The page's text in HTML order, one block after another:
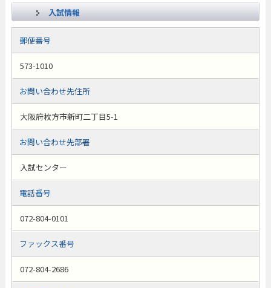
入試情報
郵便番号
573-1010
お問い合わせ先住所
大阪府枚方市新町二丁目5-1
お問い合わせ先部署
入試センター
電話番号
072-804-0101
ファックス番号
072-804-2686